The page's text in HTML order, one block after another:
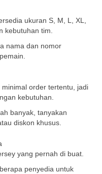
ukuran S, M, L, XL,
kebutuhan tim.
nama dan nomor
order tertentu, jadi
kebutuhan.
banyak, tanyakan
diskon khusus.
yang pernah di buat.
penyedia untuk